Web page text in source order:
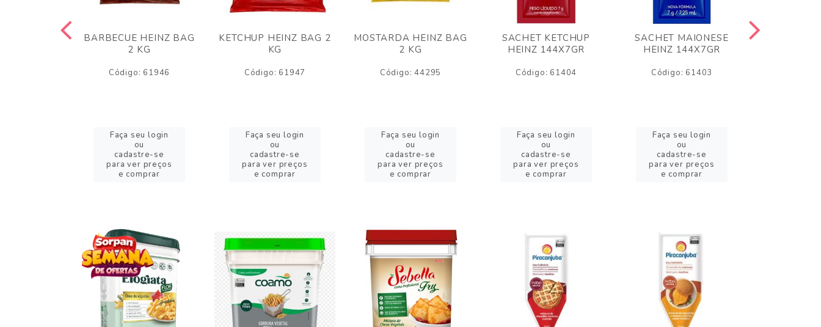
BARBECUE HEINZ BAG
2 KG
Código: 61946
Faça seu login
ou
cadastre-se
para ver preços
e comprar
KETCHUP HEINZ BAG 2
KG
Código: 61947
Faça seu login
ou
cadastre-se
para ver preços
e comprar
MOSTARDA HEINZ BAG
2 KG
Código: 44295
Faça seu login
ou
cadastre-se
para ver preços
e comprar
SACHET KETCHUP
HEINZ 144X7GR
Código: 61404
Faça seu login
ou
cadastre-se
para ver preços
e comprar
SACHET MAIONESE
HEINZ 144X7GR
Código: 61403
Faça seu login
ou
cadastre-se
para ver preços
e comprar